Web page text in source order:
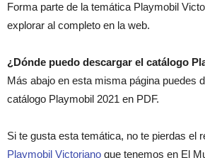
Forma parte de la temática Playmobil
explorar al completo en la web.
¿Dónde puedo descargar el catálogo
Más abajo en esta misma página puedes
catálogo Playmobil 2021 en PDF.
Si te gusta esta temática, no te pierdas el
Playmobil Victoriano que tenemos en El